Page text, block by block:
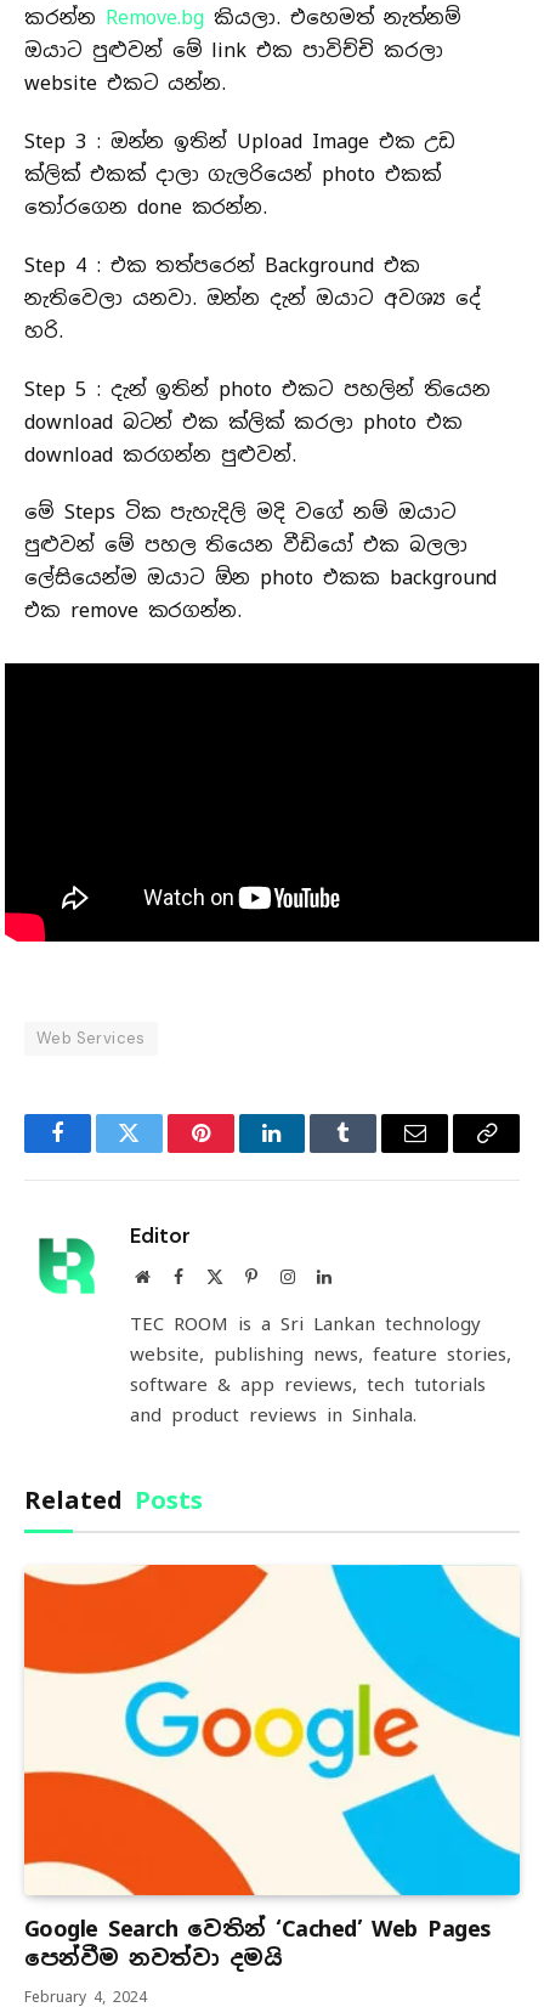
කරන්න Remove.bg කියලා. එහෙමත් නැත්නම්
ඔයාට පුළුවන් මේ link එක පාවිච්චි කරලා
website එකට යන්න.
Step 3 : ඔන්න ඉතින් Upload Image එක උඩ
ක්ලික් එකක් දාලා ගැලරියෙන් photo එකක්
තෝරගෙන done කරන්න.
Step 4 : එක තත්පරෙන් Background එක
නැතිවෙලා යනවා. ඔන්න දැන් ඔයාට අවශ්‍ය දේ
හරි.
Step 5 : දැන් ඉතින් photo එකට පහලින් තියෙන
download බටන් එක ක්ලික් කරලා photo එක
download කරගන්න පුළුවන්.
මේ Steps ටික පැහැදිලි මදි වගේ නම් ඔයාට
පුළුවන් මේ පහල තියෙන වීඩියෝ එක බලලා
ලේසියෙන්ම ඔයාට ඕන photo එකක background
එක remove කරගන්න.
Web Services
FacebookTwitter PinterestLinkedInTumblr Email
Copy
Editor
WebsiteFacebook PinterestInstagramLinkedIn
TEC ROOM is a Sri Lankan technology
website, publishing news, feature stories,
software & app reviews, tech tutorials
and product reviews in Sinhala.
Related Posts
Google Search වෙතින් ‘Cached’ Web Pages
පෙන්වීම නවත්වා දමයි
February 4, 2024